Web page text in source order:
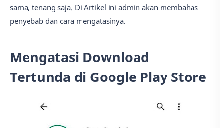
sama, tenang saja. Di Artikel ini admin akan membahas
penyebab dan cara mengatasinya.
Mengatasi Download
Tertunda di Google Play Store